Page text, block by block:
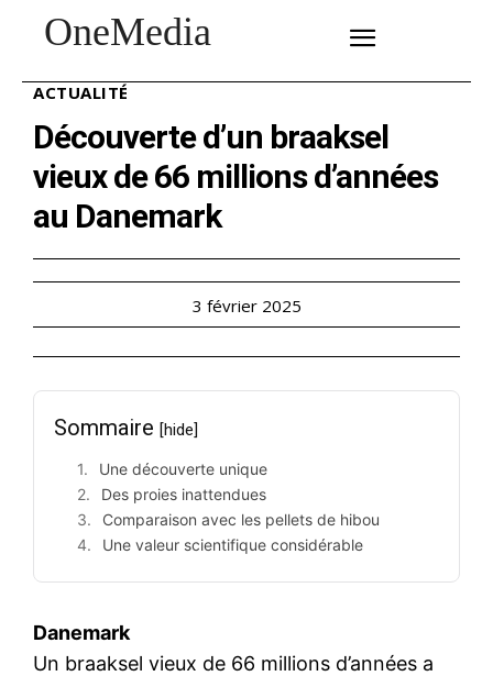
OneMedia
ACTUALITÉ
Découverte d’un braaksel
vieux de 66 millions d’années
au Danemark
3 février 2025
Sommaire [hide]
Une découverte unique
Des proies inattendues
Comparaison avec les pellets de hibou
Une valeur scientifique considérable
Danemark
Un braaksel vieux de 66 millions d’années a